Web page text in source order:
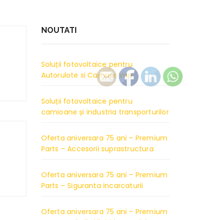
NOUTATI
Soluții fotovoltaice pentru
Autorulote si Camper Van
Soluții fotovoltaice pentru
camioane și industria transporturilor
Oferta aniversara 75 ani – Premium
Parts – Accesorii suprastructura
Oferta aniversara 75 ani – Premium
Parts – Siguranta incarcaturii
Oferta aniversara 75 ani – Premium